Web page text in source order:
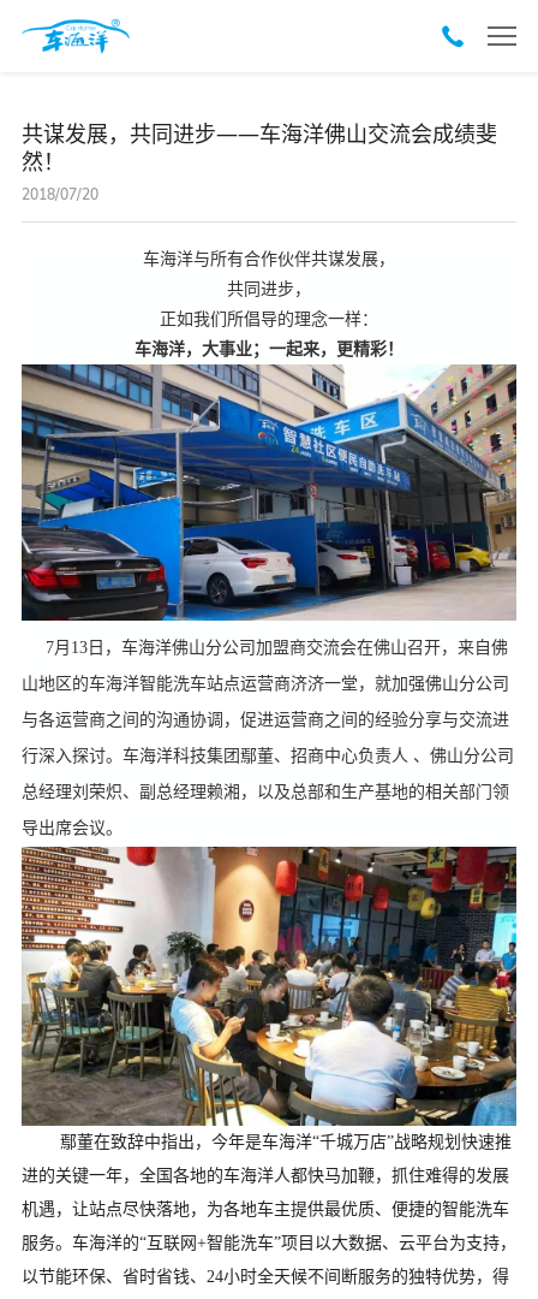
共谋发展，共同进步——车海洋佛山交流会成绩斐
然！
2018/07/20
车海洋与所有合作伙伴共谋发展，
共同进步，
正如我们所倡导的理念一样：
车海洋，大事业；一起来，更精彩！
7月13日，车海洋佛山分公司加盟商交流会在佛山召开，来自佛
山地区的车海洋智能洗车站点运营商济济一堂，就加强佛山分公司
与各运营商之间的沟通协调，促进运营商之间的经验分享与交流进
行深入探讨。车海洋科技集团鄢董、招商中心负责人 、佛山分公司
总经理刘荣炽、副总经理赖湘，以及总部和生产基地的相关部门领
导出席会议。
鄢董在致辞中指出，今年是车海洋“千城万店”战略规划快速推
进的关键一年，全国各地的车海洋人都快马加鞭，抓住难得的发展
机遇，让站点尽快落地，为各地车主提供最优质、便捷的智能洗车
服务。车海洋的“互联网+智能洗车”项目以大数据、云平台为支持，
以节能环保、省时省钱、24小时全天候不间断服务的独特优势，得